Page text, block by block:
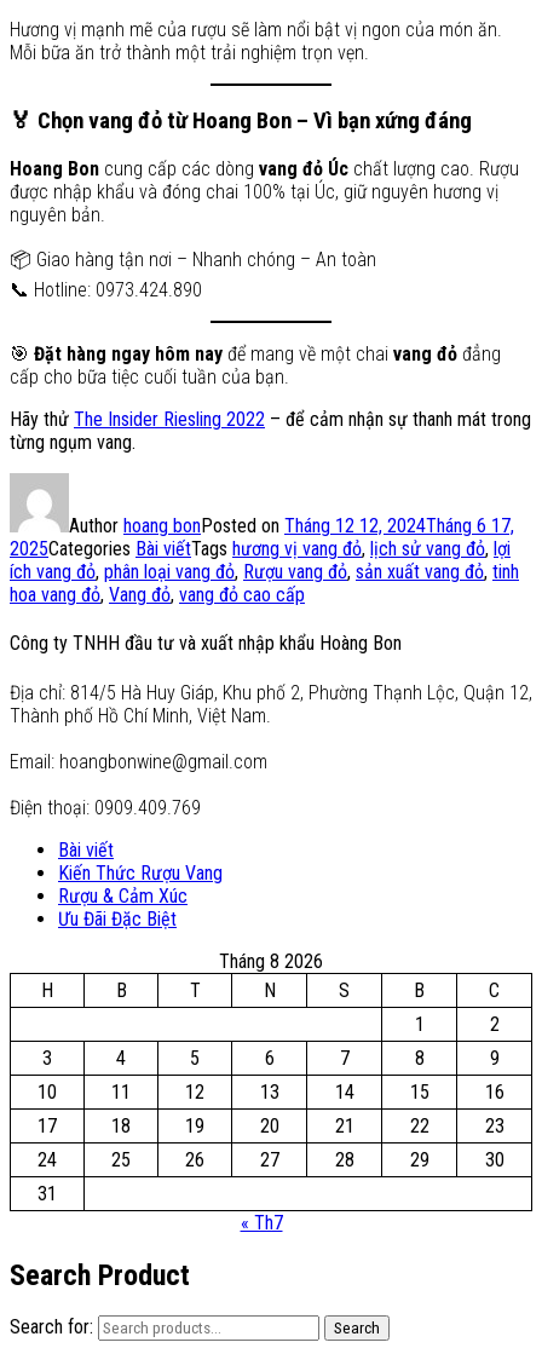
Hương vị mạnh mẽ của rượu sẽ làm nổi bật vị ngon của món ăn.
Mỗi bữa ăn trở thành một trải nghiệm trọn vẹn.
🏅 Chọn vang đỏ từ Hoang Bon – Vì bạn xứng đáng
Hoang Bon cung cấp các dòng vang đỏ Úc chất lượng cao. Rượu
được nhập khẩu và đóng chai 100% tại Úc, giữ nguyên hương vị
nguyên bản.
📦 Giao hàng tận nơi – Nhanh chóng – An toàn
📞 Hotline: 0973.424.890
🎯 Đặt hàng ngay hôm nay để mang về một chai vang đỏ đẳng
cấp cho bữa tiệc cuối tuần của bạn.
Hãy thử The Insider Riesling 2022 – để cảm nhận sự thanh mát trong
từng ngụm vang.
Author hoang bonPosted on Tháng 12 12, 2024Tháng 6 17,
2025Categories Bài viếtTags hương vị vang đỏ, lịch sử vang đỏ, lợi
ích vang đỏ, phân loại vang đỏ, Rượu vang đỏ, sản xuất vang đỏ, tinh
hoa vang đỏ, Vang đỏ, vang đỏ cao cấp
Công ty TNHH đầu tư và xuất nhập khẩu Hoàng Bon
Địa chỉ: 814/5 Hà Huy Giáp, Khu phố 2, Phường Thạnh Lộc, Quận 12,
Thành phố Hồ Chí Minh, Việt Nam.
Email: hoangbonwine@gmail.com
Điện thoại: 0909.409.769
Bài viết
Kiến Thức Rượu Vang
Rượu & Cảm Xúc
Ưu Đãi Đặc Biệt
Tháng 8 2026
H
B T N S B
C
1
2
3
4 5 6 7 8
9
10
11 12 13 14 15
16
17
18 19 20 21 22
23
24
25 26 27 28 29
30
31
« Th7
Search Product
Search for: Search